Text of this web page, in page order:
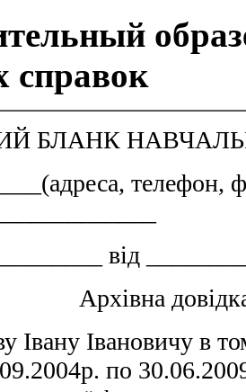
справок
БЛАНК
телефон,
від
Архівна
Івану Івановичу в
по